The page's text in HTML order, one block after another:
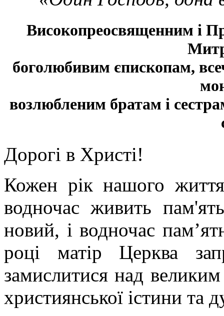
Високопреосвященним і
боголюбивим єпископам,
возлюбленим братам і
Дорогі в Христі!
Кожен рік нашого
водночас живить
новий, і водночас
році матір Церква
замислитися над
християнської істини та